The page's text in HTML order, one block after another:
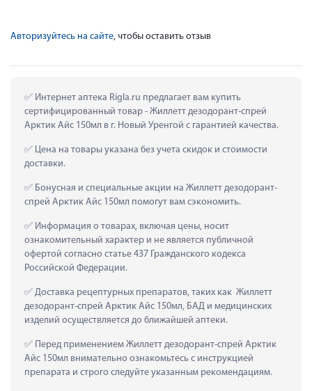
Авторизуйтесь на сайте, чтобы оставить отзыв
Интернет аптека Rigla.ru предлагает вам купить
сертифицированный товар - Жиллетт дезодорант-спрей
Арктик Айс 150мл в г. Новый Уренгой с гарантией качества.
Цена на товары указана без учета скидок и стоимости
доставки.
Бонусная и специальные акции на Жиллетт дезодорант-
спрей Арктик Айс 150мл помогут вам сэкономить.
Информация о товарах, включая цены, носит
ознакомительный характер и не является публичной
офертой согласно статье 437 Гражданского кодекса
Российской Федерации.
Доставка рецептурных препаратов, таких как  Жиллетт
дезодорант-спрей Арктик Айс 150мл, БАД и медицинских
изделий осуществляется до ближайшей аптеки.
Перед применением Жиллетт дезодорант-спрей Арктик
Айс 150мл внимательно ознакомьтесь с инструкцией
препарата и строго следуйте указанным рекомендациям.